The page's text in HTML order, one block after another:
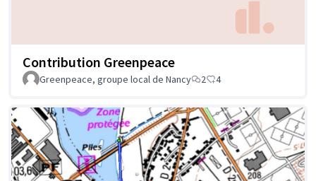
Contribution Greenpeace
Greenpeace, groupe local de Nancy 2 4